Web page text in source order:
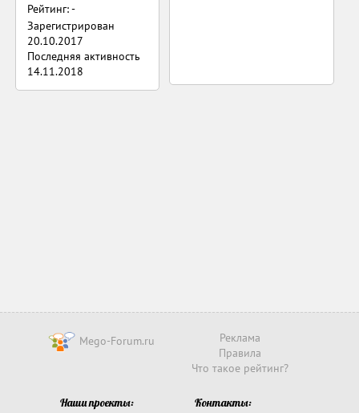
Рейтинг: -
Зарегистрирован
20.10.2017
Последняя активность
14.11.2018
Mego-Forum.ru
Реклама
Правила
Что такое рейтинг?
Наши проекты:
Контакты: